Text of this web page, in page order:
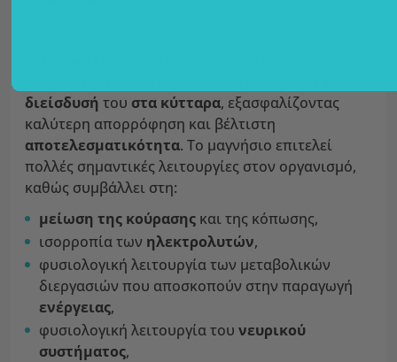
διείσδυσή του στα κύτταρα, εξασφαλίζοντας
καλύτερη απορρόφηση και βέλτιστη
αποτελεσματικότητα. Το μαγνήσιο επιτελεί
πολλές σημαντικές λειτουργίες στον οργανισμό,
καθώς συμβάλλει στη:
μείωση της κούρασης και της κόπωσης,
ισορροπία των ηλεκτρολυτών,
φυσιολογική λειτουργία των μεταβολικών
διεργασιών που αποσκοπούν στην παραγωγή
ενέργειας,
φυσιολογική λειτουργία του νευρικού
συστήματος,